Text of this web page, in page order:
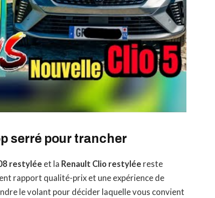
serré pour trancher
restylée et la Renault Clio restylée reste
rapport qualité-prix et une expérience de
le volant pour décider laquelle vous convient